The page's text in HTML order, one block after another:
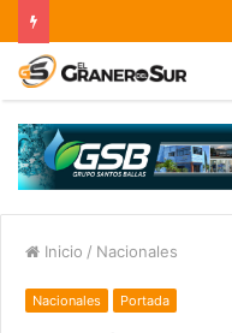
Inicio / Nacionales
Nacionales Portada